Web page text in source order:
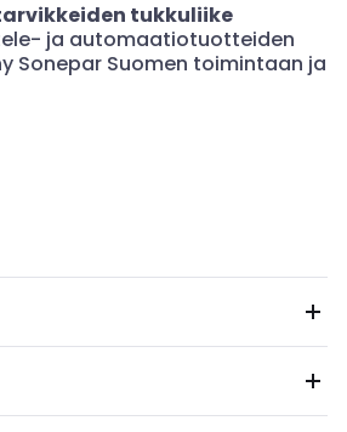
tukkuliike
ja automaatiotuotteiden
Sonepar Suomen toimintaan ja